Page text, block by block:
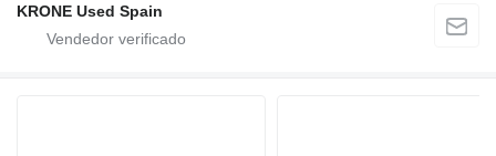
KRONE Used Spain